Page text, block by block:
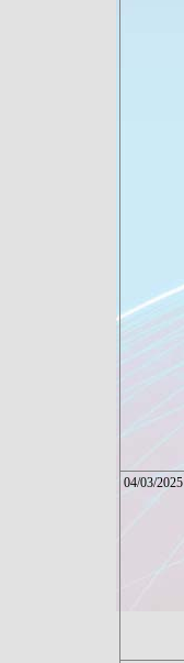
04/03/2025